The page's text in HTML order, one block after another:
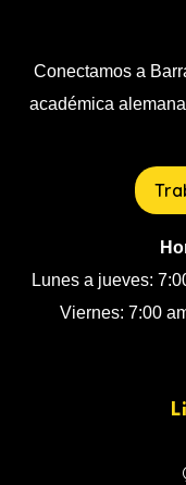
Conectamos a
académica
Lunes a jueves:
Viernes: 7:00